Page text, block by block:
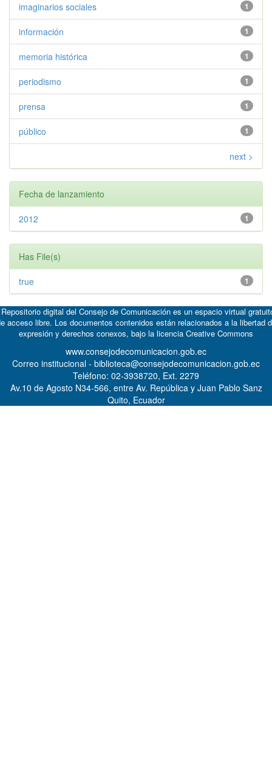
1
imaginarios sociales
1
información
1
memoria histórica
1
periodismo
1
prensa
1
público
next >
Fecha de lanzamiento
1
2012
Has File(s)
1
true
digital del Consejo de Comunicación es un espacio virtual
acceso libre. Los documentos contenidos están relacionados a la libertad
expresión y derechos conexos, bajo la licencia Creative Commons
www.consejodecomunicacion.gob.ec
Correo institucional - biblioteca@consejodecomunicacion.gob.ec
Teléfono: 02-3938720, Ext. 2279
Av.10 de Agosto N34-566, entre Av. República y Juan Pablo Sanz
Quito, Ecuador